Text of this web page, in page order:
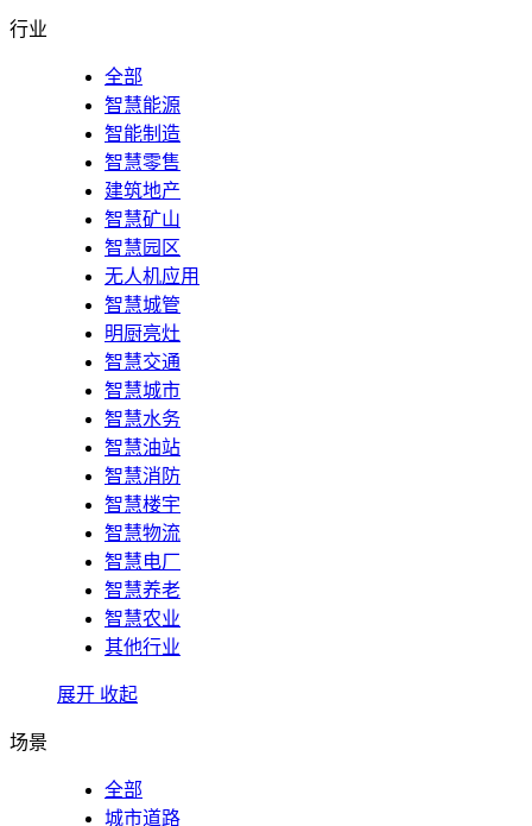
行业
全部
智慧能源
智能制造
智慧零售
建筑地产
智慧矿山
智慧园区
无人机应用
智慧城管
明厨亮灶
智慧交通
智慧城市
智慧水务
智慧油站
智慧消防
智慧楼宇
智慧物流
智慧电厂
智慧养老
智慧农业
其他行业
展开 收起
场景
全部
城市道路